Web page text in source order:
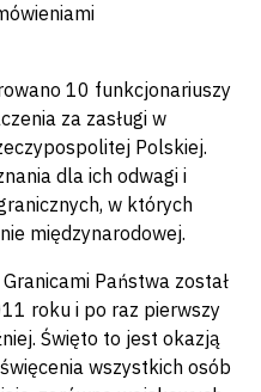
10 funkcjonariuszy
za zasługi w
Polskiej.
dla ich odwagi i
w których
międzynarodowej.
Państwa został
roku i po raz pierwszy
Święto to jest okazją
wszystkich osób